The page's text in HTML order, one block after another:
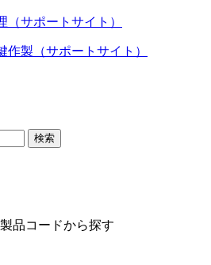
（サポートサイト）
作製（サポートサイト）
検索
製品コードから探す